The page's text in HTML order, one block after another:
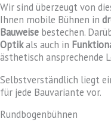
Wir sind überzeugt von
Ihnen mobile Bühnen in
Bauweise bestechen.
Optikals auch in
ästhetisch ansprechende
Selbstverständlich liegt
für jede Bauvariante vor.
Rundbogenbühnen